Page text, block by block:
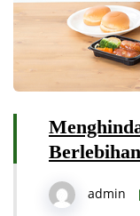
admin